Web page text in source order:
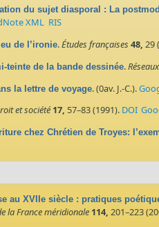
du sujet diasporal : La
XML RIS
de l’ironie.Études françaises 48, 29
teinte de la bande dessinée.Réseaux
la lettre de voyage. (0av. J.-C.).
et société 17, 57–83 (1991). DOI
chez Chrétien de Troyes:
au XVIIe siècle : pratiques
la France méridionale 114, 201–223